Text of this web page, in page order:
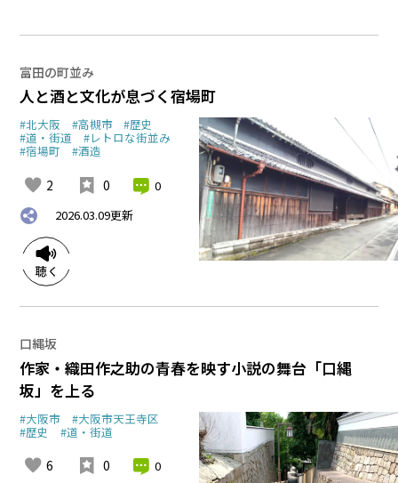
富田の町並み
人と酒と文化が息づく宿場町
#北大阪 #高槻市 #歴史
#道・街道 #レトロな街並み
#宿場町 #酒造
2 0
0
2026.03.09更新
口縄坂
作家・織田作之助の青春を映す小説の舞台「口縄
坂」を上る
#大阪市 #大阪市天王寺区
#歴史 #道・街道
6 0
0